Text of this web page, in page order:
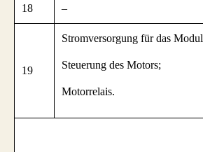
18 –
19
Stromversorgung für das Modul
Steuerung des Motors;
Motorrelais.